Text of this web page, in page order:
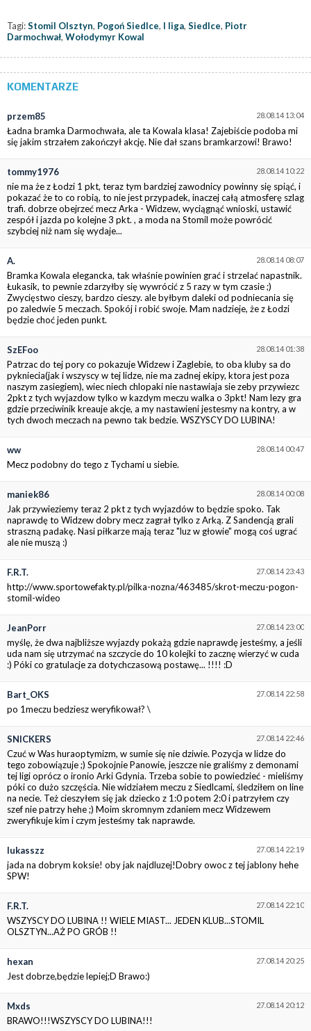
Tagi:Stomil Olsztyn, Pogoń Siedlce, I liga, Siedlce, Piotr
Darmochwał, Wołodymyr Kowal
KOMENTARZE
28.08.14 13:04
przem85
Ładna bramka Darmochwała, ale ta Kowala klasa! Zajebiście podoba mi
się jakim strzałem zakończył akcję. Nie dał szans bramkarzowi! Brawo!
28.08.14 10:22
tommy1976
nie ma że z Łodzi 1 pkt, teraz tym bardziej zawodnicy powinny się spiąć, i
pokazać że to co robią, to nie jest przypadek, inaczej całą atmosferę szlag
trafi. dobrze obejrzeć mecz Arka - Widzew, wyciągnąć wnioski, ustawić
zespół i jazda po kolejne 3 pkt. , a moda na Stomil może powrócić
szybciej niż nam się wydaje...
28.08.14 08:07
A.
Bramka Kowala elegancka, tak właśnie powinien grać i strzelać napastnik.
Łukasik, to pewnie zdarzyłby się wywrócić z 5 razy w tym czasie ;)
Zwycięstwo cieszy, bardzo cieszy. ale byłbym daleki od podniecania się
po zaledwie 5 meczach. Spokój i robić swoje. Mam nadzieje, że z Łodzi
będzie choć jeden punkt.
28.08.14 01:38
SzEFoo
Patrzac do tej pory co pokazuje Widzew i Zaglebie, to oba kluby sa do
pykniecia(jak i wszyscy w tej lidze, nie ma zadnej ekipy, ktora jest poza
naszym zasiegiem), wiec niech chlopaki nie nastawiaja sie zeby przywiezc
2pkt z tych wyjazdow tylko w kazdym meczu walka o 3pkt! Nam lezy gra
gdzie przeciwinik kreauje akcje, a my nastawieni jestesmy na kontry, a w
tych dwoch meczach na pewno tak bedzie. WSZYSCY DO LUBINA!
28.08.14 00:47
ww
Mecz podobny do tego z Tychami u siebie.
28.08.14 00:08
maniek86
Jak przywieziemy teraz 2 pkt z tych wyjazdów to będzie spoko. Tak
naprawdę to Widzew dobry mecz zagrał tylko z Arką. Z Sandencją grali
straszną padakę. Nasi piłkarze mają teraz "luz w głowie" mogą coś ugrać
ale nie muszą :)
27.08.14 23:43
F.R.T.
http://www.sportowefakty.pl/pilka-nozna/463485/skrot-meczu-pogon-
stomil-wideo
27.08.14 23:00
JeanPorr
myślę, że dwa najbliższe wyjazdy pokażą gdzie naprawdę jesteśmy, a jeśli
uda nam się utrzymać na szczycie do 10 kolejki to zacznę wierzyć w cuda
:) Póki co gratulacje za dotychczasową postawę... !!!! :D
27.08.14 22:58
Bart_OKS
po 1meczu bedziesz weryfikował? \
27.08.14 22:46
SNICKERS
Czuć w Was huraoptymizm, w sumie się nie dziwie. Pozycja w lidze do
tego zobowiązuje ;) Spokojnie Panowie, jeszcze nie graliśmy z demonami
tej ligi oprócz o ironio Arki Gdynia. Trzeba sobie to powiedzieć - mieliśmy
póki co dużo szczęścia. Nie widziałem meczu z Siedlcami, śledziłem on line
na necie. Też cieszyłem się jak dziecko z 1:0 potem 2:0 i patrzyłem czy
szef nie patrzy hehe ;) Moim skromnym zdaniem mecz Widzewem
zweryfikuje kim i czym jesteśmy tak naprawde.
27.08.14 22:19
lukasszz
jada na dobrym koksie! oby jak najdluzej!Dobry owoc z tej jablony hehe
SPW!
27.08.14 22:10
F.R.T.
WSZYSCY DO LUBINA !! WIELE MIAST... JEDEN KLUB...STOMIL
OLSZTYN...AŻ PO GRÓB !!
27.08.14 20:25
hexan
Jest dobrze,będzie lepiej;D Brawo:)
27.08.14 20:12
Mxds
BRAWO!!!WSZYSCY DO LUBINA!!!